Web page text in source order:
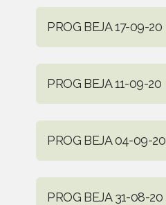
PROG BEJA 17-09-20
PROG BEJA 11-09-20
PROG BEJA 04-09-20
PROG BEJA 31-08-20